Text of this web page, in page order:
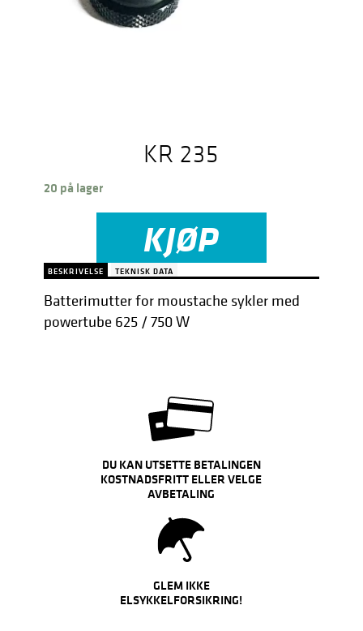
KR 235
20 på lager
KJØP
BESKRIVELSE TEKNISK DATA
Batterimutter for moustache sykler med
powertube 625 / 750 W
DU KAN UTSETTE BETALINGEN
KOSTNADSFRITT ELLER VELGE
AVBETALING
GLEM IKKE
ELSYKKELFORSIKRING!